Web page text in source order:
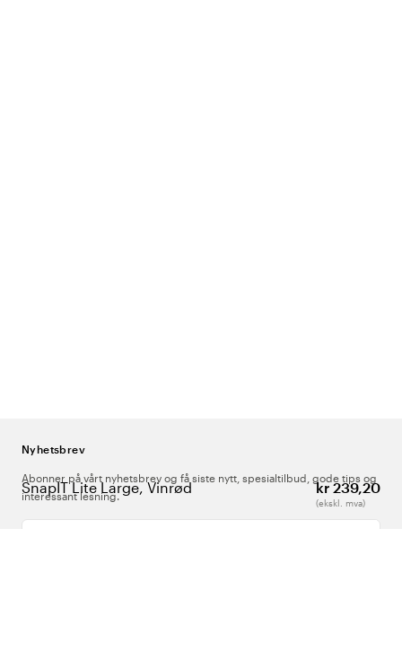
SnapIT Lite Large, Vinrød kr 239,20
(ekskl. mva)
Nyhetsbrev
Abonner på vårt nyhetsbrev og få siste nytt, spesialtilbud, gode tips og
interessant lesning.
Skriv inn din e-postadresse